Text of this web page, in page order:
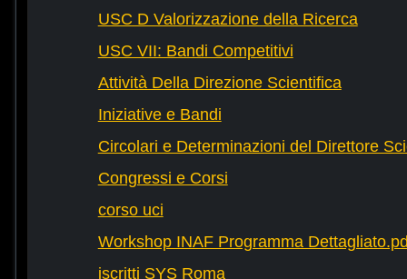
USC D Valorizzazione della Ricerca
USC VII: Bandi Competitivi
Attività Della Direzione Scientifica
Iniziative e Bandi
Circolari e Determinazioni del Direttore
Congressi e Corsi
corso uci
Workshop INAF Programma
iscritti SYS Roma